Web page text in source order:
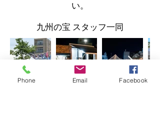
い。
九州の宝 スタッフ一同
Phone Email Facebook